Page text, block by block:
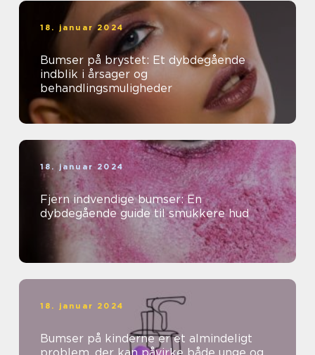
18. januar 2024
Bumser på brystet: Et dybdegående
indblik i årsager og
behandlingsmuligheder
18. januar 2024
Fjern indvendige bumser: En
dybdegående guide til smukkere hud
18. januar 2024
Bumser på kinderne er et almindeligt